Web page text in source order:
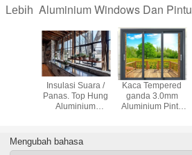
Lebih Aluminium Windows Dan Pintu
Insulasi Suara /
Panas. Top Hung
Aluminium
Kaca Tempered
ganda 3.0mm
Aluminium Pintu
Mengubah bahasa